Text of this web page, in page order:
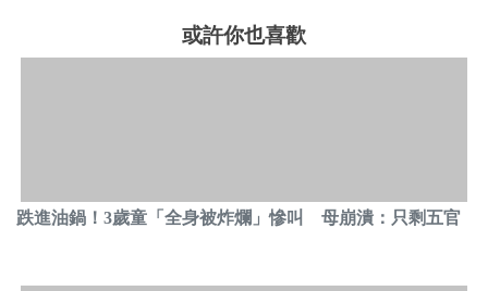
或許你也喜歡
跌進油鍋！3歲童「全身被炸爛」慘叫 母崩潰：只剩五官